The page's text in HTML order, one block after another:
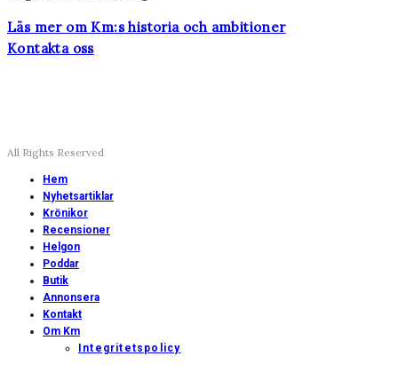
Läs mer om Km:s historia och ambitioner
Kontakta oss
All Rights Reserved
Hem
Nyhetsartiklar
Krönikor
Recensioner
Helgon
Poddar
Butik
Annonsera
Kontakt
Om Km
Integritetspolicy